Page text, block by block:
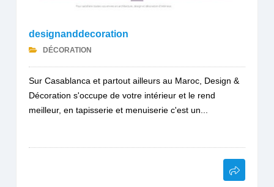
designanddecoration
DÉCORATION
Sur Casablanca et partout ailleurs au Maroc, Design &
Décoration s'occupe de votre intérieur et le rend
meilleur, en tapisserie et menuiserie c'est un...